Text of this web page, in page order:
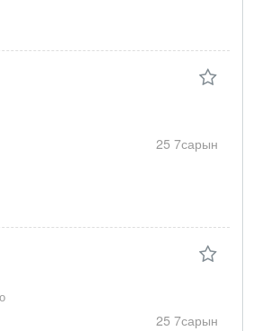
25 7сарын
25 7сарын